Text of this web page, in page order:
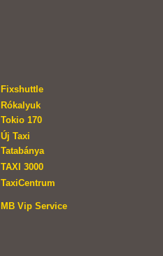
Fixshuttle
Rókalyuk
Tokio 170
Új Taxi
Tatabánya
TAXI 3000
TaxiCentrum
MB Vip Service